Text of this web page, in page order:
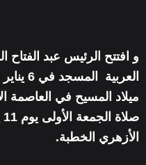
و افتتح الرئيس عبد
ميلاد المسيح في العاصمة
الأزهري الخطبة.